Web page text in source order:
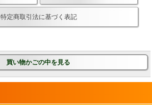
特定商取引法に基づく表記
買い物かごの中を見る